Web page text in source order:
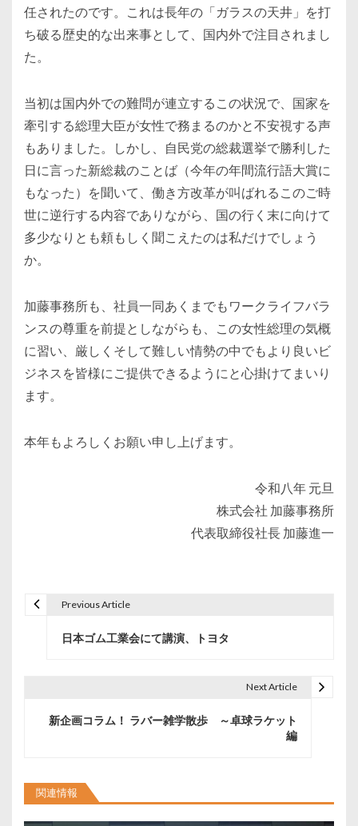
任されたのです。これは長年の「ガラスの天井」を打
ち破る歴史的な出来事として、国内外で注目されまし
た。
当初は国内外での難問が連立するこの状況で、国家を
牽引する総理大臣が女性で務まるのかと不安視する声
もありました。しかし、自民党の総裁選挙で勝利した
日に言った新総裁のことば（今年の年間流行語大賞に
もなった）を聞いて、働き方改革が叫ばれるこのご時
世に逆行する内容でありながら、国の行く末に向けて
多少なりとも頼もしく聞こえたのは私だけでしょう
か。
加藤事務所も、社員一同あくまでもワークライフバラ
ンスの尊重を前提としながらも、この女性総理の気概
に習い、厳しくそして難しい情勢の中でもより良いビ
ジネスを皆様にご提供できるようにと心掛けてまいり
ます。
本年もよろしくお願い申し上げます。
令和八年 元旦
株式会社 加藤事務所
代表取締役社長 加藤進一
シ
ョ
Previous Article
日本ゴム工業会にて講演、トヨタ
Next Article
新企画コラム！ ラバー雑学散歩 ～卓球ラケット
編
関連情報